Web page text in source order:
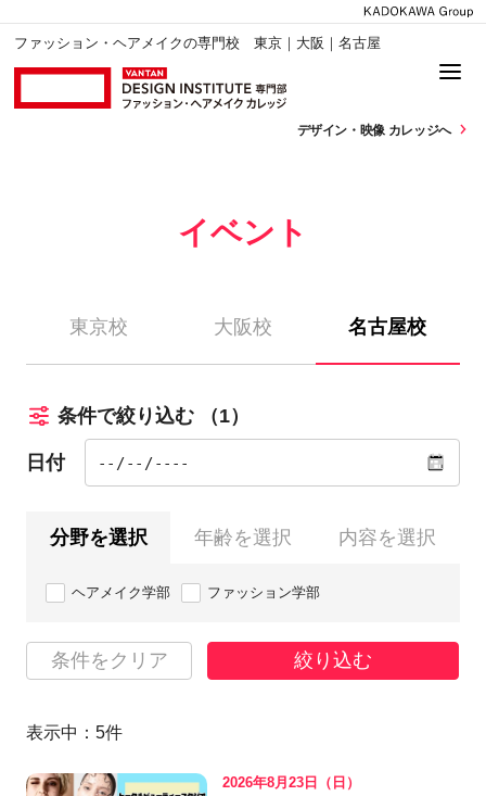
ファッション・ヘアメイクの専門校 東京｜大阪｜名古屋
デザイン・ 映像 カレッジへ
イベント
東京校 大阪校 名古屋校
条件で絞り込む （1）
日付
分野を選択 年齢を選択 内容を選択
ヘアメイク学部 ファッション学部
条件をクリア 絞り込む
表示中： 5件
2026年8月23日（日）